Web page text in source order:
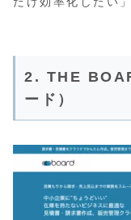
2. THE
ード）